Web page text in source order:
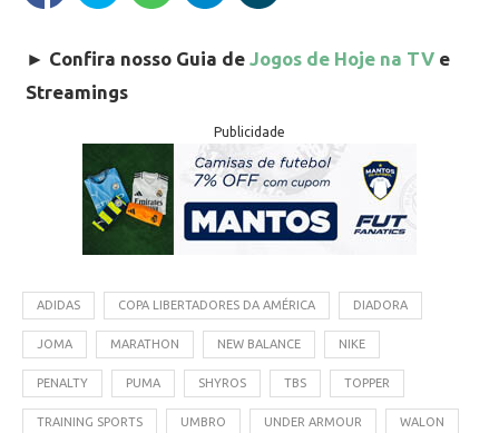
► Confira nosso Guia de Jogos de Hoje na TV e
Streamings
Publicidade
ADIDAS COPA LIBERTADORES DA AMÉRICA DIADORA
JOMA MARATHON NEW BALANCE NIKE
PENALTY PUMA SHYROS TBS TOPPER
TRAINING SPORTS UMBRO UNDER ARMOUR WALON